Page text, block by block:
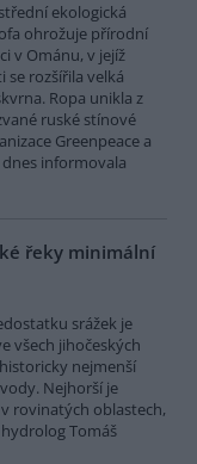
ekologická
ohrožuje přírodní
v Ománu, v jejíž
se rozšířila velká
Ropa unikla z
ruské stínové
Greenpeace a
informovala
řeky minimální
srážek je
všech jihočeských
nejmenší
Nejhorší je
rovinatých oblastech,
Tomáš